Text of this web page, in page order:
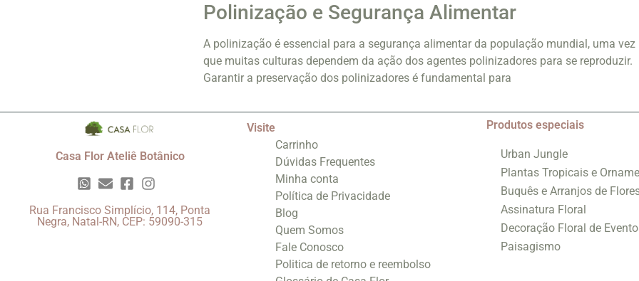
Polinização e Segurança Alimentar
A polinização é essencial para a segurança alimentar da população mundial, uma vez
que muitas culturas dependem da ação dos agentes polinizadores para se reproduzir.
Garantir a preservação dos polinizadores é fundamental para
Casa Flor Ateliê Botânico
Rua Francisco Simplício, 114, Ponta
Negra, Natal-RN, CEP: 59090-315
Visite
Carrinho
Dúvidas Frequentes
Minha conta
Política de Privacidade
Blog
Quem Somos
Fale Conosco
Politica de retorno e reembolso
Produtos especiais
Urban Jungle
Plantas Tropicais e
Buquês e Arranjos de
Assinatura Floral
Decoração Floral de
Paisagismo